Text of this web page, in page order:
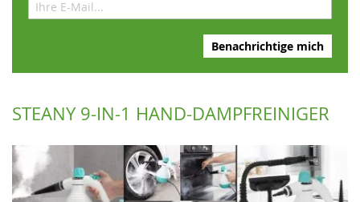
Benachrichtige mich
STEANY 9-IN-1 HAND-DAMPFREINIGER